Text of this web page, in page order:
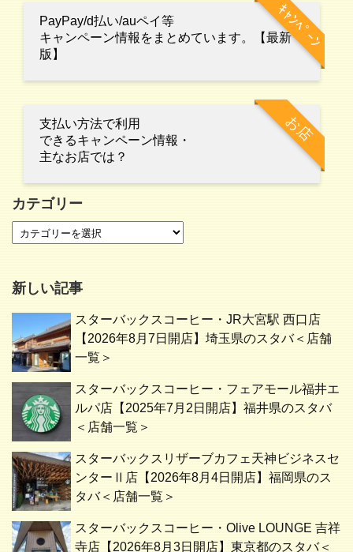
ｷｬﾝﾍﾟｰﾝ
PayPay/d払い/auペイ等
キャンペーン情報をまとめています。【最新
版】
お店
支払い方法で利用
できるキャンペーン情報・
主なお店では？
カテゴリー
新しい記事
スターバックスコーヒー・JR大宮駅 西口店
【2026年8月7日開店】埼玉県のスタバ＜店舗
一覧＞
スターバックスコーヒー・フェアモール福井エ
ルパ店【2025年7月2日開店】福井県のスタバ
＜店舗一覧＞
スターバックスリザーブカフェ天神ビジネスセ
ンターⅡ店【2026年8月4日開店】福岡県のス
タバ＜店舗一覧＞
スターバックスコーヒー・Olive LOUNGE 吉祥
寺店【2026年8月3日開店】東京都のスタバ＜